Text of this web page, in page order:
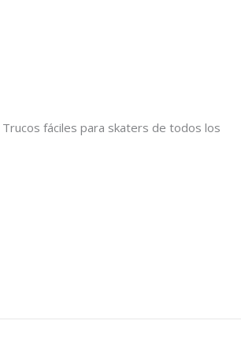
fáciles para skaters de todos los